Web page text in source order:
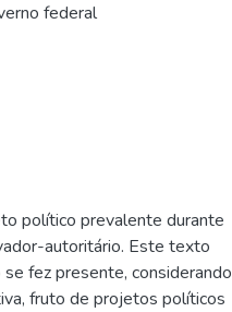
federal
político prevalente durante
autoritário. Este texto
fez presente, considerando
fruto de projetos políticos